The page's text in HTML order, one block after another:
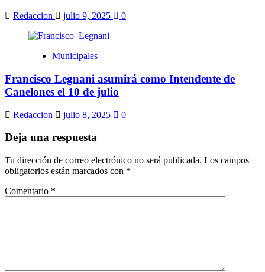
Redaccion julio 9, 2025 0
Municipales
Francisco Legnani asumirá como Intendente de
Canelones el 10 de julio
Redaccion julio 8, 2025 0
Deja una respuesta
Tu dirección de correo electrónico no será publicada. Los campos
obligatorios están marcados con *
Comentario *